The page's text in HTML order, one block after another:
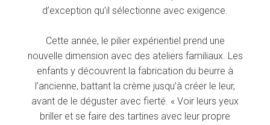
d’exception qu’il sélectionne avec exigence.
Cette année, le pilier expérientiel prend une
nouvelle dimension avec des ateliers familiaux. Les
enfants y découvrent la fabrication du beurre à
l’ancienne, battant la crème jusqu’à créer le leur,
avant de le déguster avec fierté. « Voir leurs yeux
briller et se faire des tartines avec leur propre